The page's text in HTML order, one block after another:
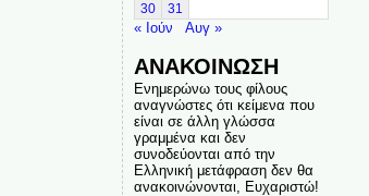
30
31
« Ιούν Αυγ »
ΑΝΑΚΟΙΝΩΣΗ
Ενημερώνω τους φίλους
αναγνώστες ότι κείμενα που
είναι σε άλλη γλώσσα
γραμμένα και δεν
συνοδεύονται από την
Ελληνική μετάφραση δεν θα
ανακοινώνονται, Ευχαριστώ!